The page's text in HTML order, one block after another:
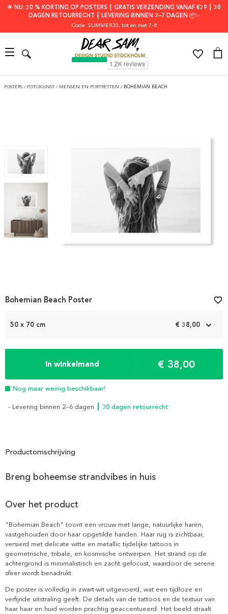
🌟 NU: 30 % KORTING OP POSTERS ┃ GRATIS VERZENDING VANAF €39 ┃ 30
DAGEN RETOURRECHT ┃ LEVERING BINNEN 2–7 DAGEN 📦✨
Code: SUMMER30, tot en met 7-8
POSTERS / FOTOKUNST / MENSEN EN PORTRETTEN / BOHEMIAN BEACH
1
50 x 70 cm € 38,00
In winkelmand € 38,00
Nog maar weinig beschikbaar!
- Levering binnen 2–6 dagen ┃ 30 dagen retourrecht
Bohemian Beach Poster favorite_border
Productomschrijving
Breng boheemse strandvibes in huis
Over het product
"Bohemian Beach" toont een vrouw met lange, natuurlijke haren,
vastgehouden door haar opgetilde handen. Haar rug is zichtbaar,
versierd met delicate witte en metallic tijdelijke tattoos in
geometrische, tribale, en kosmische ontwerpen. Het strand op de
achtergrond is minimalistisch en zacht gefocust, waardoor de serene
sfeer wordt benadrukt.
De poster is volledig in zwart-wit uitgevoerd, wat een tijdloze en
verfijnde uitstraling geeft. De details van de tattoos en de textuur van
haar haar en huid worden prachtig geaccentueerd. Het beeld straalt